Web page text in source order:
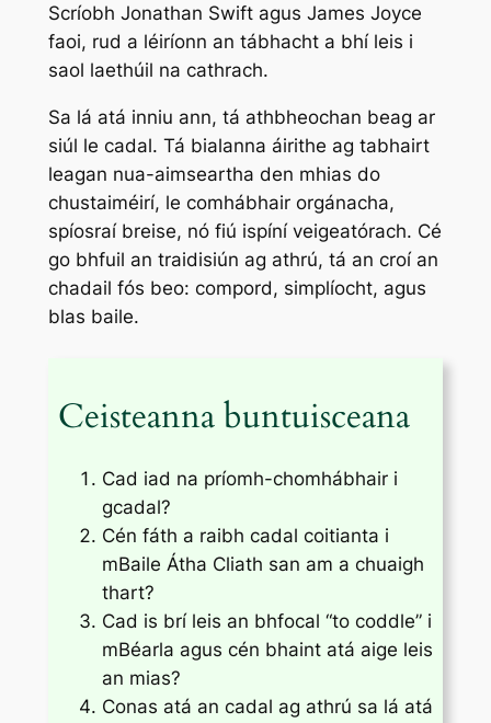
Scríobh Jonathan Swift agus James Joyce
faoi, rud a léiríonn an tábhacht a bhí leis i
saol laethúil na cathrach.
Sa lá atá inniu ann, tá athbheochan beag ar
siúl le cadal. Tá bialanna áirithe ag tabhairt
leagan nua-aimseartha den mhias do
chustaiméirí, le comhábhair orgánacha,
spíosraí breise, nó fiú ispíní veigeatórach. Cé
go bhfuil an traidisiún ag athrú, tá an croí an
chadail fós beo: compord, simplíocht, agus
blas baile.
Ceisteanna buntuisceana
Cad iad na príomh-chomhábhair i
gcadal?
Cén fáth a raibh cadal coitianta i
mBaile Átha Cliath san am a chuaigh
thart?
Cad is brí leis an bhfocal “to coddle” i
mBéarla agus cén bhaint atá aige leis
an mias?
Conas atá an cadal ag athrú sa lá atá